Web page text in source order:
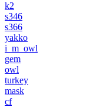
k2
s346
s366
yakko
i_m_owl
gem
owl
turkey
mask
cf